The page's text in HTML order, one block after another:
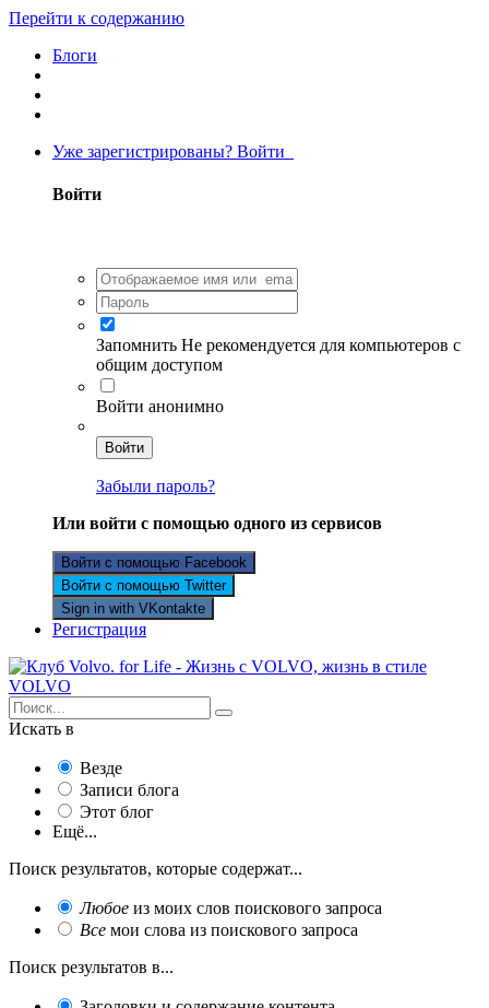
Перейти к содержанию
Блоги
Уже зарегистрированы? Войти
Войти
Запомнить Не рекомендуется для компьютеров с
общим доступом
Войти анонимно
Войти
Забыли пароль?
Или войти с помощью одного из сервисов
Войти с помощью Facebook
Войти с помощью Twitter
Sign in with VKontakte
Регистрация
Искать в
Везде
Записи блога
Этот блог
Ещё...
Поиск результатов, которые содержат...
Любое из моих слов поискового запроса
Все мои слова из поискового запроса
Поиск результатов в...